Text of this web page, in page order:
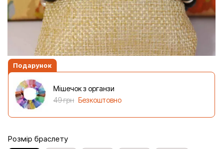
Подарунок
Мішечок з органзи
49 грн Безкоштовно
Розмір браслету